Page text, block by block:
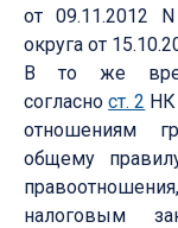
от 09.11.2012
округа от
В то же
согласност. 2
отношениям
общему
налоговым